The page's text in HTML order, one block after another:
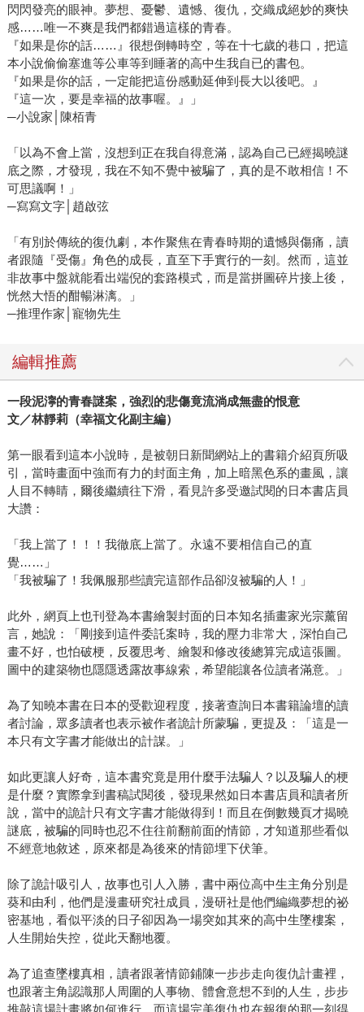
閃閃發亮的眼神。夢想、憂鬱、遺憾、復仇，交織成絕妙的爽快
感……唯一不爽是我們都錯過這樣的青春。
『如果是你的話……』很想倒轉時空，等在十七歲的巷口，把這
本小說偷偷塞進等公車等到睡著的高中生我自已的書包。
『如果是你的話，一定能把這份感動延伸到長大以後吧。』
『這一次，要是幸福的故事喔。』」
─小說家│陳栢青
「以為不會上當，沒想到正在我自得意滿，認為自己已經揭曉謎
底之際，才發現，我在不知不覺中被騙了，真的是不敢相信！不
可思議啊！」
─寫寫文字│趙啟弦
「有別於傳統的復仇劇，本作聚焦在青春時期的遺憾與傷痛，讀
者跟隨『受傷』角色的成長，直至下手實行的一刻。然而，這並
非故事中盤就能看出端倪的套路模式，而是當拼圖碎片接上後，
恍然大悟的酣暢淋漓。」
─推理作家│寵物先生
編輯推薦
一段泥濘的青春謎案，強烈的悲傷竟流淌成無盡的恨意
文／林靜莉（幸福文化副主編）
第一眼看到這本小說時，是被朝日新聞網站上的書籍介紹頁所吸
引，當時畫面中強而有力的封面主角，加上暗黑色系的畫風，讓
人目不轉睛，爾後繼續往下滑，看見許多受邀試閱的日本書店員
大讚：
「我上當了！！！我徹底上當了。永遠不要相信自己的直
覺……」
「我被騙了！我佩服那些讀完這部作品卻沒被騙的人！」
此外，網頁上也刊登為本書繪製封面的日本知名插畫家光宗薰留
言，她說：「剛接到這件委託案時，我的壓力非常大，深怕自己
畫不好，也怕破梗，反覆思考、繪製和修改後總算完成這張圖。
圖中的建築物也隱隱透露故事線索，希望能讓各位讀者滿意。」
為了知曉本書在日本的受歡迎程度，接著查詢日本書籍論壇的讀
者討論，眾多讀者也表示被作者詭計所蒙騙，更提及：「這是一
本只有文字書才能做出的計謀。」
如此更讓人好奇，這本書究竟是用什麼手法騙人？以及騙人的梗
是什麼？實際拿到書稿試閱後，發現果然如日本書店員和讀者所
說，當中的詭計只有文字書才能做得到！而且在倒數幾頁才揭曉
謎底，被騙的同時也忍不住往前翻前面的情節，才知道那些看似
不經意地敘述，原來都是為後來的情節埋下伏筆。
除了詭計吸引人，故事也引人入勝，書中兩位高中生主角分別是
葵和由利，他們是漫畫研究社成員，漫研社是他們編織夢想的祕
密基地，看似平淡的日子卻因為一場突如其來的高中生墜樓案，
人生開始失控，從此天翻地覆。
為了追查墜樓真相，讀者跟著情節鋪陳一步步走向復仇計畫裡，
也跟著主角認識那人周圍的人事物、體會意想不到的人生，步步